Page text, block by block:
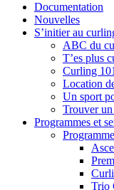
Documentation
Nouvelles
S’initier au
ABC du
T’es plus
Curling
Location
Un sport
Trouver
Programmes et
Trio